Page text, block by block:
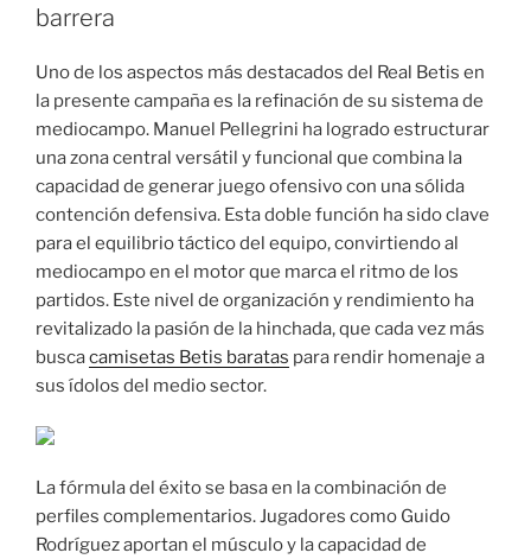
barrera
Uno de los aspectos más destacados del Real Betis en
la presente campaña es la refinación de su sistema de
mediocampo. Manuel Pellegrini ha logrado estructurar
una zona central versátil y funcional que combina la
capacidad de generar juego ofensivo con una sólida
contención defensiva. Esta doble función ha sido clave
para el equilibrio táctico del equipo, convirtiendo al
mediocampo en el motor que marca el ritmo de los
partidos. Este nivel de organización y rendimiento ha
revitalizado la pasión de la hinchada, que cada vez más
buscacamisetas Betis baratas para rendir homenaje a
sus ídolos del medio sector.
La fórmula del éxito se basa en la combinación de
perfiles complementarios. Jugadores como Guido
Rodríguez aportan el músculo y la capacidad de